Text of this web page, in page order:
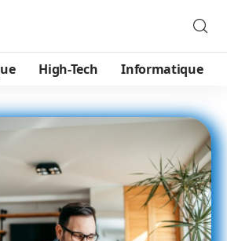
High-Tech Informatique